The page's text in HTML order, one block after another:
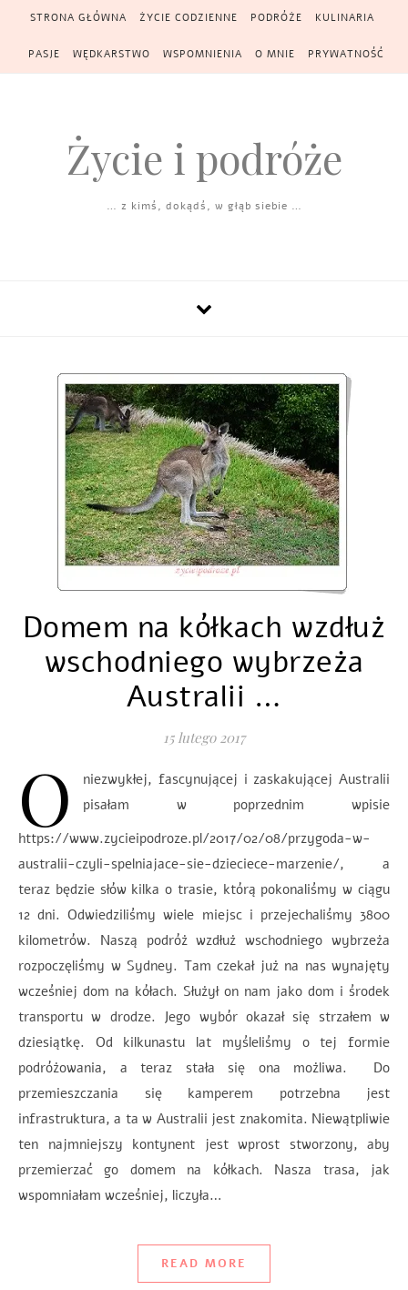
Skip to content
STRONA GŁÓWNA ŻYCIE CODZIENNE PODRÓŻE KULINARIA
PASJE WĘDKARSTWO WSPOMNIENIA O MNIE PRYWATNOŚĆ
Życie i podróże
… z kimś, dokądś, w głąb siebie …
Domem na kółkach wzdłuż
wschodniego wybrzeża
Australii …
15 lutego 2017
O
niezwykłej, fascynującej i zaskakującej Australii
pisałam w poprzednim wpisie
https://www.zycieipodroze.pl/2017/02/08/przygoda-w-
australii-czyli-spelniajace-sie-dzieciece-marzenie/, a
teraz będzie słów kilka o trasie, którą pokonaliśmy w ciągu
12 dni. Odwiedziliśmy wiele miejsc i przejechaliśmy 3800
kilometrów. Naszą podróż wzdłuż wschodniego wybrzeża
rozpoczęliśmy w Sydney. Tam czekał już na nas wynajęty
wcześniej dom na kółach. Służył on nam jako dom i środek
transportu w drodze. Jego wybór okazał się strzałem w
dziesiątkę. Od kilkunastu lat myśleliśmy o tej formie
podróżowania, a teraz stała się ona możliwa. Do
przemieszczania się kamperem potrzebna jest
infrastruktura, a ta w Australii jest znakomita. Niewątpliwie
ten najmniejszy kontynent jest wprost stworzony, aby
przemierzać go domem na kółkach. Nasza trasa, jak
wspomniałam wcześniej, liczyła…
READ MORE